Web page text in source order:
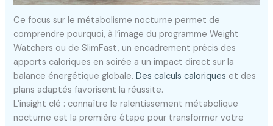
Ce focus sur le métabolisme nocturne permet de
comprendre pourquoi, à l’image du programme Weight
Watchers ou de SlimFast, un encadrement précis des
apports caloriques en soirée a un impact direct sur la
balance énergétique globale.Des calculs caloriques et des
plans adaptés favorisent la réussite.
L’insight clé : connaître le ralentissement métabolique
nocturne est la première étape pour transformer votre